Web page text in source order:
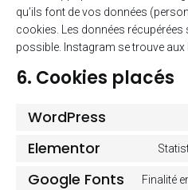
qu’ils font de vos données
cookies. Les données
possible. Instagram se trouve aux
6. Cookies placés
WordPress
Elementor
Google Fonts Finalité